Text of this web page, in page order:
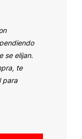
se elijan.
te
para